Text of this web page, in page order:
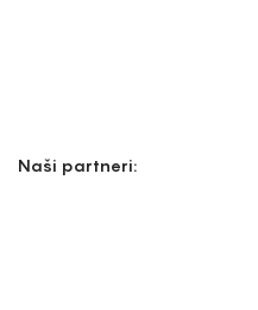
Naši partneri: